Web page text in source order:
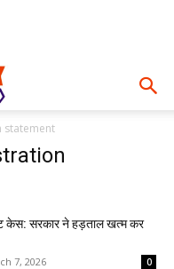
statement
केस: सरकार ने हड़ताल खत्म कर
7, 2026 0